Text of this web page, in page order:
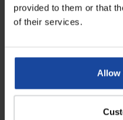
provided to them or that
of their services.
Allow
ou dans un mélange
utiliser de produits
Stockage :Dans un
Le tablier doit être